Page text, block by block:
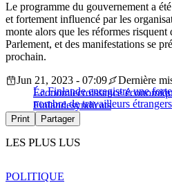
Le programme du gouvernement a
et fortement influencé par les
monte alors que les réformes risquent
Parlement, et des manifestations se
prochain.
La Finlande enregistre une
nombre de travailleurs étrangers
Jun 21, 2023 - 07:09
Dernière
Économiecroissance
Finlandesyndicats
Print Partager
LES PLUS LUS
POLITIQUE